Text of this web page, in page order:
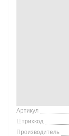
Артикул
Штрихкод
Производитель